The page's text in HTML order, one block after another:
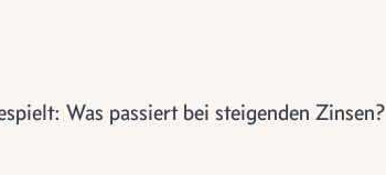
Was passiert bei steigenden Zinsen?